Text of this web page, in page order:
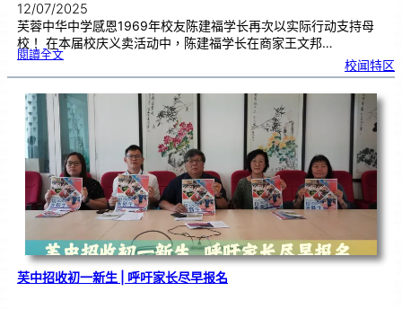
12/07/2025
芙蓉中华中学感恩1969年校友陈建福学长再次以实际行动支持母
校！ 在本届校庆义卖活动中，陈建福学长在商家王文邦…
閱讀全文:芙
友
水
助
校
庆
｜
让
爱
流动水
力
全
开
校闻特区
芙中招收初一新生 | 呼吁家长尽早报名